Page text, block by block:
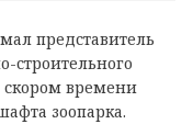
представитель
строительного
скором времени
зоопарка.